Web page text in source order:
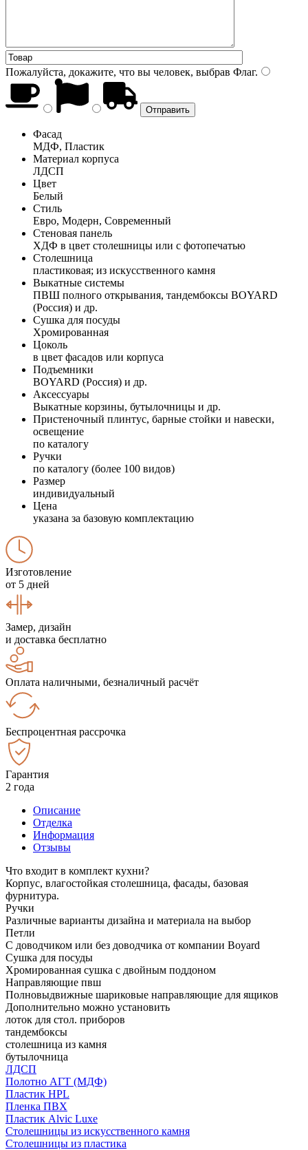
Пожалуйста, докажите, что вы человек, выбрав Флаг.
Фасад
МДФ, Пластик
Материал корпуса
ЛДСП
Цвет
Белый
Стиль
Евро, Модерн, Современный
Стеновая панель
ХДФ в цвет столешницы или с фотопечатью
Столешница
пластиковая; из искусственного камня
Выкатные системы
ПВШ полного открывания, тандембоксы BOYARD
(Россия) и др.
Сушка для посуды
Хромированная
Цоколь
в цвет фасадов или корпуса
Подъемники
BOYARD (Россия) и др.
Аксессуары
Выкатные корзины, бутылочницы и др.
Пристеночный плинтус, барные стойки и навески,
освещение
по каталогу
Ручки
по каталогу (более 100 видов)
Размер
индивидуальный
Цена
указана за базовую комплектацию
Изготовление
от 5 дней
Замер, дизайн
и доставка бесплатно
Оплата наличными, безналичный расчёт
Беспроцентная рассрочка
Гарантия
2 года
Описание
Отделка
Информация
Отзывы
Что входит в комплект кухни?
Корпус, влагостойкая столешница, фасады, базовая
фурнитура.
Ручки
Различные варианты дизайна и материала на выбор
Петли
С доводчиком или без доводчика от компании Boyard
Сушка для посуды
Хромированная сушка с двойным поддоном
Направляющие пвш
Полновыдвижные шариковые направляющие для ящиков
Дополнительно можно установить
лоток для стол. приборов
тандембоксы
столешница из камня
бутылочница
ЛДСП
Полотно АГТ (МДФ)
Пластик HPL
Пленка ПВХ
Пластик Alvic Luxe
Столешницы из искусственного камня
Столешницы из пластика